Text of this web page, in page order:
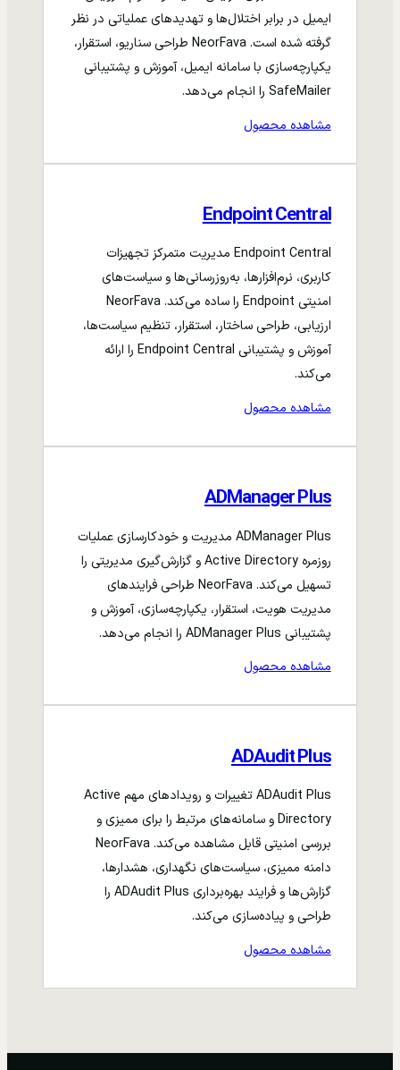
ایمیل در برابر اختلال‌ها و تهدیدهای عملیاتی در نظر
گرفته شده است. NeorFava طراحی سناریو، استقرار،
یکپارچه‌سازی با سامانه ایمیل، آموزش و پشتیبانی
SafeMailer را انجام می‌دهد.
مشاهده محصول
Endpoint Central
Endpoint Central مدیریت متمرکز تجهیزات
کاربری، نرم‌افزارها، به‌روزرسانی‌ها و سیاست‌های
امنیتی Endpoint را ساده می‌کند. NeorFava
ارزیابی، طراحی ساختار، استقرار، تنظیم سیاست‌ها،
آموزش و پشتیبانی Endpoint Central را ارائه
می‌کند.
مشاهده محصول
ADManager Plus
ADManager Plus مدیریت و خودکارسازی عملیات
روزمره Active Directory و گزارش‌گیری مدیریتی را
تسهیل می‌کند. NeorFava طراحی فرایندهای
مدیریت هویت، استقرار، یکپارچه‌سازی، آموزش و
پشتیبانی ADManager Plus را انجام می‌دهد.
مشاهده محصول
ADAudit Plus
ADAudit Plus تغییرات و رویدادهای مهم Active
Directory و سامانه‌های مرتبط را برای ممیزی و
بررسی امنیتی قابل مشاهده می‌کند. NeorFava
دامنه ممیزی، سیاست‌های نگهداری، هشدارها،
گزارش‌ها و فرایند بهره‌برداری ADAudit Plus را
طراحی و پیاده‌سازی می‌کند.
مشاهده محصول